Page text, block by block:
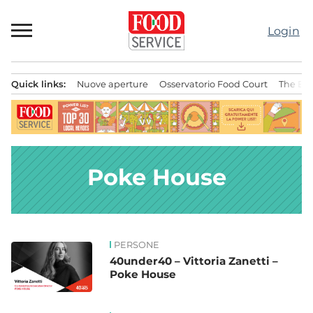
al
contenuto
Login
principale
Quick links: Nuove aperture Osservatorio Food Court The
Poke House
News PERSONE
40under40 – Vittoria Zanetti –
Poke House